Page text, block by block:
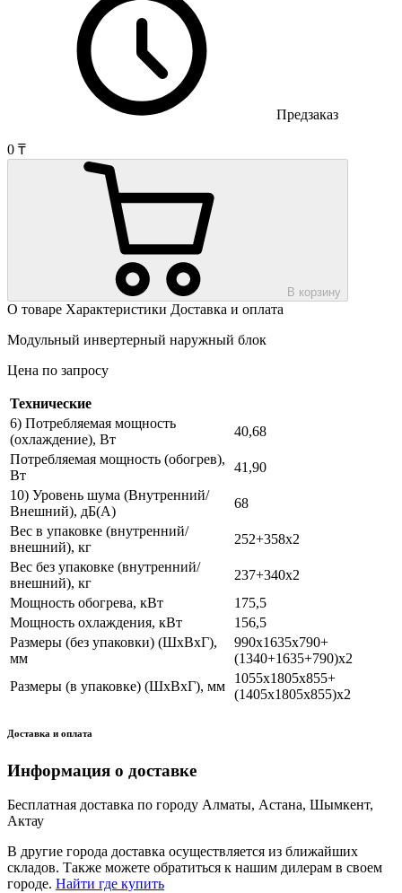
Предзаказ
0 ₸
В корзину
О товаре Характеристики Доставка и оплата
Модульный инвертерный наружный блок
Цена по запросу
Технические
6) Потребляемая мощность
(охлаждение), Вт
40,68
Потребляемая мощность (обогрев),
Вт
41,90
10) Уровень шума (Внутренний/
Внешний), дБ(А)
68
Вес в упаковке (внутренний/
внешний), кг
252+358х2
Вес без упаковке (внутренний/
внешний), кг
237+340х2
Мощность обогрева, кВт
175,5
Мощность охлаждения, кВт
156,5
Размеры (без упаковки) (ШхВхГ),
мм
990х1635х790+
(1340+1635+790)х2
Размеры (в упаковке) (ШхВхГ), мм
1055х1805х855+
(1405х1805х855)х2
Доставка и оплата
Информация о доставке
Бесплатная доставка по городу Алматы, Астана, Шымкент,
Актау
В другие города доставка осуществляется из ближайших
складов. Также можете обратиться к нашим дилерам в своем
городе. Найти где купить